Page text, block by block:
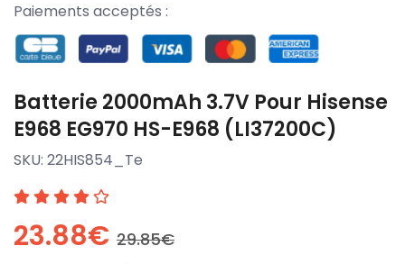
Paiements acceptés :
Batterie 2000mAh 3.7V Pour Hisense
E968 EG970 HS-E968 (LI37200C)
SKU: 22HIS854_Te
23.88€ 29.85€